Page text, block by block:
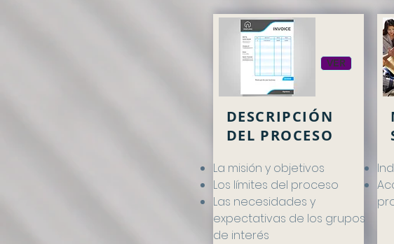
VER
DESCRIPCIÓN
DEL PROCESO
La misión y objetivos
Los límites del proceso
Las necesidades y
expectativas de los grupos
de interés